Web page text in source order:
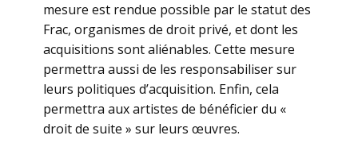
mesure est rendue possible par le statut des
Frac, organismes de droit privé, et dont les
acquisitions sont aliénables. Cette mesure
permettra aussi de les responsabiliser sur
leurs politiques d’acquisition. Enfin, cela
permettra aux artistes de bénéficier du «
droit de suite » sur leurs œuvres.